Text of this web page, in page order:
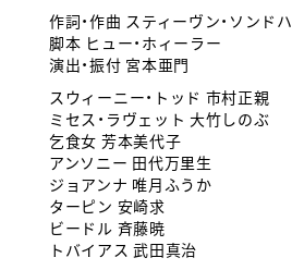
作詞・作曲 スティーヴン・ソンド
脚本 ヒュー・ホィーラー
演出・振付 宮本亜門
スウィーニー・トッド 市村正親
ミセス・ラヴェット 大竹しのぶ
乞食女 芳本美代子
アンソニー 田代万里生
ジョアンナ 唯月ふうか
ターピン 安崎求
ビードル 斉藤暁
トバイアス 武田真治